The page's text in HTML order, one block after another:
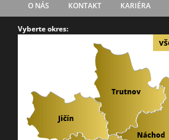
O NÁS KONTAKT KARIÉRA
Vyberte okres: